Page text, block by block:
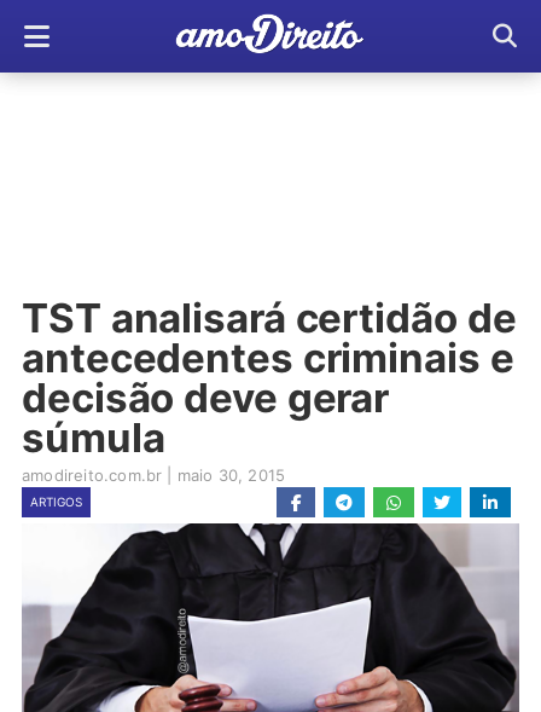
TST analisará certidão de
antecedentes criminais e
decisão deve gerar
súmula
amodireito.com.br maio 30, 2015
ARTIGOS